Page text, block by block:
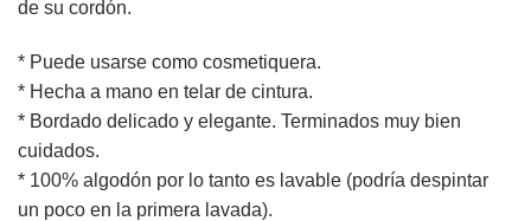
de su cordón.
* Puede usarse como cosmetiquera.
* Hecha a mano en telar de cintura.
* Bordado delicado y elegante. Terminados muy bien
cuidados.
* 100% algodón por lo tanto es lavable (podría despintar
un poco en la primera lavada).